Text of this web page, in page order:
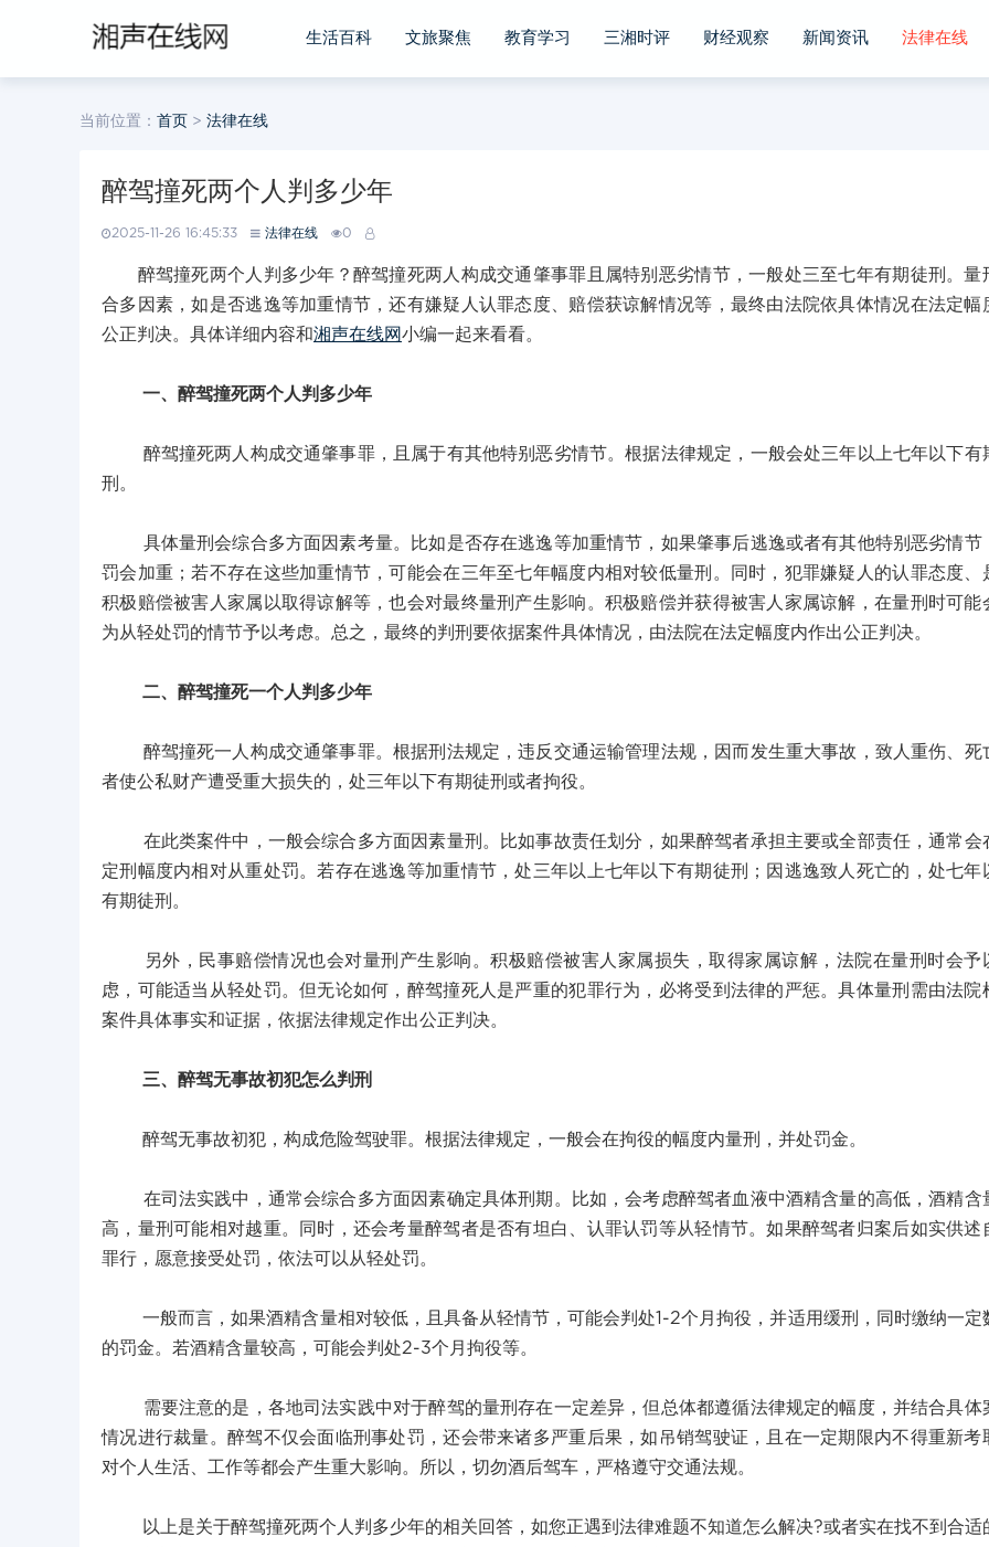
生活百科 文旅聚焦 教育学习 三湘时评 财经观察 新闻资讯 法律在线
当前位置： 首页 > 法律在线
醉驾撞死两个人判多少年
2025-11-26 16:45:33 法律在线 0
醉驾撞死两个人判多少年？醉驾撞死两人构成交通肇事罪且属特别恶劣情节，一般处三至七年有期徒刑。量
合多因素，如是否逃逸等加重情节，还有嫌疑人认罪态度、赔偿获谅解情况等，最终由法院依具体情况在法定幅
公正判决。具体详细内容和湘声在线网小编一起来看看。
一、醉驾撞死两个人判多少年
醉驾撞死两人构成交通肇事罪，且属于有其他特别恶劣情节。根据法律规定，一般会处三年以上七年以下有
刑。
具体量刑会综合多方面因素考量。比如是否存在逃逸等加重情节，如果肇事后逃逸或者有其他特别恶劣情节
罚会加重；若不存在这些加重情节，可能会在三年至七年幅度内相对较低量刑。同时，犯罪嫌疑人的认罪态度、
积极赔偿被害人家属以取得谅解等，也会对最终量刑产生影响。积极赔偿并获得被害人家属谅解，在量刑时可能
为从轻处罚的情节予以考虑。总之，最终的判刑要依据案件具体情况，由法院在法定幅度内作出公正判决。
二、醉驾撞死一个人判多少年
醉驾撞死一人构成交通肇事罪。根据刑法规定，违反交通运输管理法规，因而发生重大事故，致人重伤、死
者使公私财产遭受重大损失的，处三年以下有期徒刑或者拘役。
在此类案件中，一般会综合多方面因素量刑。比如事故责任划分，如果醉驾者承担主要或全部责任，通常会
定刑幅度内相对从重处罚。若存在逃逸等加重情节，处三年以上七年以下有期徒刑；因逃逸致人死亡的，处七年
有期徒刑。
另外，民事赔偿情况也会对量刑产生影响。积极赔偿被害人家属损失，取得家属谅解，法院在量刑时会予
虑，可能适当从轻处罚。但无论如何，醉驾撞死人是严重的犯罪行为，必将受到法律的严惩。具体量刑需由法院
案件具体事实和证据，依据法律规定作出公正判决。
三、醉驾无事故初犯怎么判刑
醉驾无事故初犯，构成危险驾驶罪。根据法律规定，一般会在拘役的幅度内量刑，并处罚金。
在司法实践中，通常会综合多方面因素确定具体刑期。比如，会考虑醉驾者血液中酒精含量的高低，酒精含
高，量刑可能相对越重。同时，还会考量醉驾者是否有坦白、认罪认罚等从轻情节。如果醉驾者归案后如实供述
罪行，愿意接受处罚，依法可以从轻处罚。
一般而言，如果酒精含量相对较低，且具备从轻情节，可能会判处1-2个月拘役，并适用缓刑，同时缴纳一定
的罚金。若酒精含量较高，可能会判处2-3个月拘役等。
需要注意的是，各地司法实践中对于醉驾的量刑存在一定差异，但总体都遵循法律规定的幅度，并结合具体
情况进行裁量。醉驾不仅会面临刑事处罚，还会带来诸多严重后果，如吊销驾驶证，且在一定期限内不得重新考
对个人生活、工作等都会产生重大影响。所以，切勿酒后驾车，严格遵守交通法规。
以上是关于醉驾撞死两个人判多少年的相关回答，如您正遇到法律难题不知道怎么解决?或者实在找不到合适